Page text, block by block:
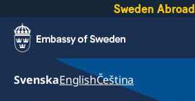
Sweden Abroad
SvenskaEnglishČeština